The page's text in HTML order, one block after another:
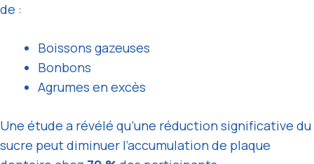
de :
Boissons gazeuses
Bonbons
Agrumes en excès
Une étude a révélé qu’une réduction significative du
sucre peut diminuer l’accumulation de plaque